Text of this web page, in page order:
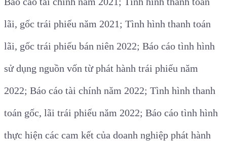
lãi, gốc trái phiếu năm 2021; Tình hình thanh toán
lãi, gốc trái phiếu bán niên 2022; Báo cáo tình hình
sử dụng nguồn vốn từ phát hành trái phiếu năm
2022; Báo cáo tài chính năm 2022; Tình hình thanh
toán gốc, lãi trái phiếu năm 2022; Báo cáo tình hình
thực hiện các cam kết của doanh nghiệp phát hành